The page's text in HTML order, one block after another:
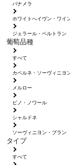
パナメラ
ホワイトへイヴン・ワイ
ジェラール・ベルトラン
葡萄品種
すべて
カベルネ・ソーヴィニヨ
メルロー
ピノ・ノワール
シャルドネ
ソーヴィニヨン・ブラン
タイプ
すべて